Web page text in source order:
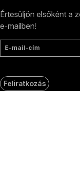
Értesüljön elsőként a
e-mailben!
E-mail-cím
Feliratkozás